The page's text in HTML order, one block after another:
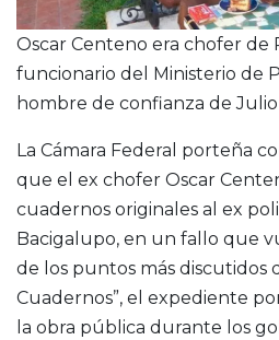
Oscar Centeno era chofer de
funcionario del Ministerio de
hombre de confianza de
La Cámara Federal porteña
que el ex chofer Oscar
cuadernos originales al ex
Bacigalupo, en un fallo que
de los puntos más discutidos
Cuadernos”, el expediente
la obra pública durante los